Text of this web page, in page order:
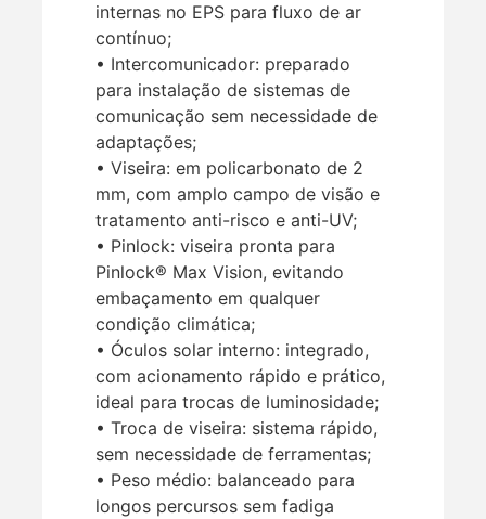
internas no EPS para fluxo de ar
contínuo;
• Intercomunicador: preparado
para instalação de sistemas de
comunicação sem necessidade de
adaptações;
• Viseira: em policarbonato de 2
mm, com amplo campo de visão e
tratamento anti-risco e anti-UV;
• Pinlock: viseira pronta para
Pinlock® Max Vision, evitando
embaçamento em qualquer
condição climática;
• Óculos solar interno: integrado,
com acionamento rápido e prático,
ideal para trocas de luminosidade;
• Troca de viseira: sistema rápido,
sem necessidade de ferramentas;
• Peso médio: balanceado para
longos percursos sem fadiga